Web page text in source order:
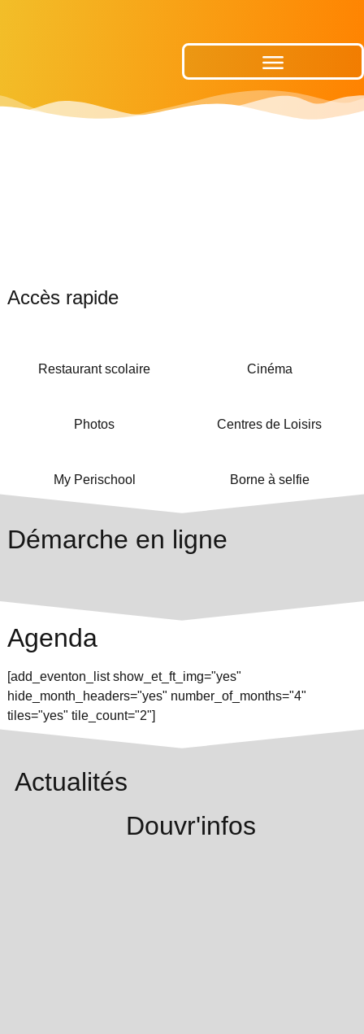
Accès rapide
Restaurant scolaire Cinéma
Photos Centres de Loisirs
My Perischool Borne à selfie
Démarche en ligne
Agenda
[add_eventon_list show_et_ft_img="yes"
hide_month_headers="yes" number_of_months="4"
tiles="yes" tile_count="2"]
Actualités
Douvr'infos